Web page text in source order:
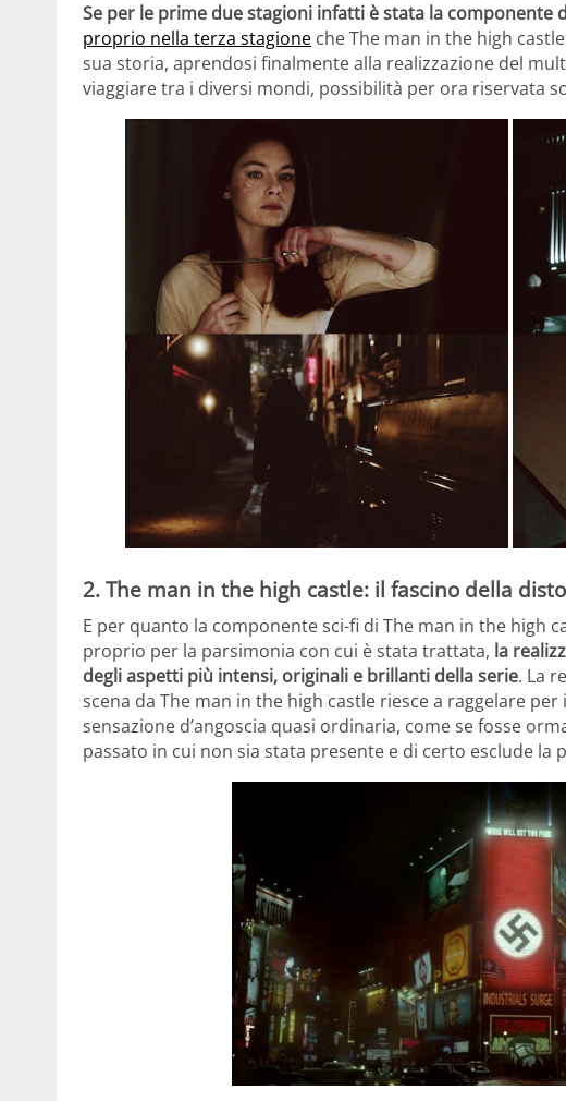
Se per le prime due stagioni infatti è stata la componente
proprio nella terza stagione che The man in the high
sua storia, aprendosi finalmente alla realizzazione del
viaggiare tra i diversi mondi, possibilità per ora riservata
2. The man in the high castle: il fascino della
E per quanto la componente sci-fi di The man in the high
proprio per la parsimonia con cui è stata trattata, la
degli aspetti più intensi, originali e brillanti della serie. La
scena da The man in the high castle riesce a raggelare
sensazione d’angoscia quasi ordinaria, come se fosse
passato in cui non sia stata presente e di certo esclude